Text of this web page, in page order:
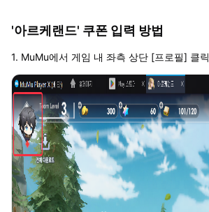
'아르케랜드' 쿠폰 입력 방법
1. MuMu에서 게임 내 좌측 상단 [프로필] 클릭